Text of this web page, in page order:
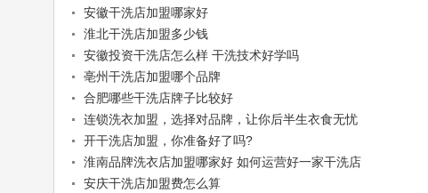
安徽干洗店加盟哪家好
淮北干洗店加盟多少钱
安徽投资干洗店怎么样 干洗技术好学吗
亳州干洗店加盟哪个品牌
合肥哪些干洗店牌子比较好
连锁洗衣加盟，选择对品牌，让你后半生衣食无忧
开干洗店加盟，你准备好了吗?
淮南品牌洗衣店加盟哪家好 如何运营好一家干洗店
安庆干洗店加盟费怎么算